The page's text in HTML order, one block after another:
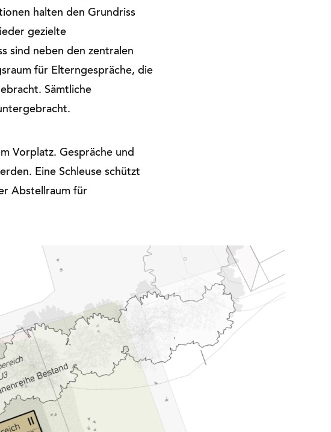
halten den Grundriss
gezielte
sind neben den zentralen
für Elterngespräche, die
Sämtliche
Vorplatz. Gespräche und
Eine Schleuse schützt
Abstellraum für